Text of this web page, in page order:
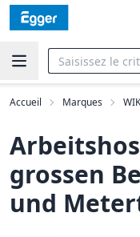
Accueil Marques
grossen
und